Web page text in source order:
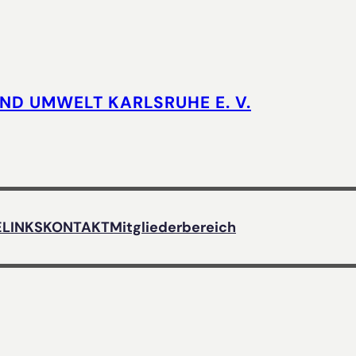
UMWELT KARLSRUHE E. V.
LINKSKONTAKTMitgliederbereich